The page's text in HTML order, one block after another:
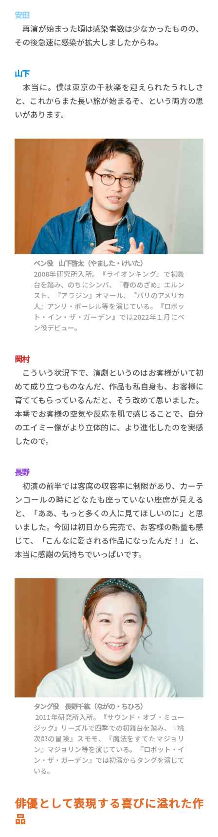
安田
再演が始まった頃は感染者数は少なかったものの、
その後急速に感染が拡大しましたからね。
山下
本当に。僕は東京の千秋楽を迎えられたうれしさ
と、これからまた長い旅が始まるぞ、という両方の思
いがあります。
ベン役 山下啓太（やました・けいた）
2008年研究所入所。『ライオンキング』で初舞
台を踏み、のちにシンバ、『春のめざめ』エルン
スト、『アラジン』オマール、『パリのアメリカ
人』アンリ・ボーレル等を演じている。『ロボッ
ト・イン・ザ・ガーデン』では2022年１月にベ
ン役デビュー。
岡村
こういう状況下で、演劇というのはお客様がいて初
めて成り立つものなんだ、作品も私自身も、お客様に
育ててもらっているんだと、そう改めて思いました。
本番でお客様の空気や反応を肌で感じることで、自分
のエイミー像がより立体的に、より進化したのを実感
したので。
長野
初演の前半では客席の収容率に制限があり、カーテ
ンコールの時にどなたも座っていない座席が見える
と、「ああ、もっと多くの人に見てほしいのに」と思
いました。今回は初日から完売で、お客様の熱量も感
じて、「こんなに愛される作品になったんだ！」と、
本当に感謝の気持ちでいっぱいです。
タング役 長野千紘（ながの・ちひろ）
2011年研究所入所。『サウンド・オブ・ミュー
ジック』リーズルで四季での初舞台を踏み、『桃
次郎の冒険』スモモ、『魔法をすてたマジョリ
ン』マジョリン等を演じている。『ロボット・イ
ン・ザ・ガーデン』では初演からタングを演じて
いる。
俳優として表現する喜びに溢れた作
品